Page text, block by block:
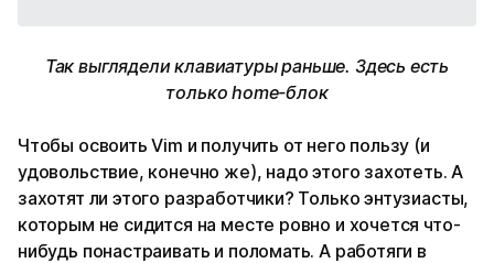
Так выглядели клавиатуры раньше. Здесь есть
только home-блок
Чтобы освоить Vim и получить от него пользу (и
удовольствие, конечно же), надо этого захотеть. А
захотят ли этого разработчики? Только энтузиасты,
которым не сидится на месте ровно и хочется что-
нибудь понастраивать и поломать. А работяги в